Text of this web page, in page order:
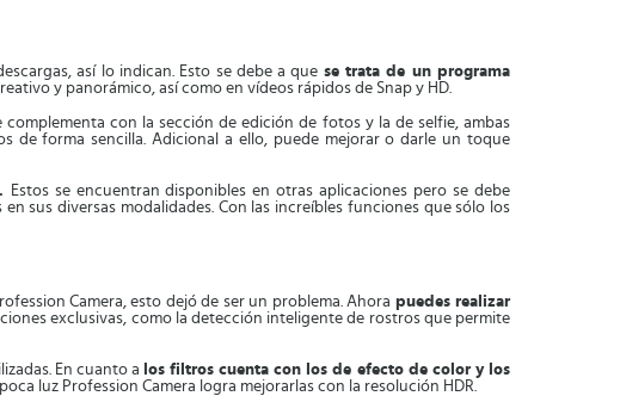
así lo indican. Esto se debe a que se trata de un programa
y panorámico, así como en vídeos rápidos de Snap y HD.
con la sección de edición de fotos y la de selfie, ambas
de forma sencilla. Adicional a ello, puede mejorar o darle un toque
Estos se encuentran disponibles en otras aplicaciones pero se debe
sus diversas modalidades. Con las increíbles funciones que sólo los
Camera, esto dejó de ser un problema. Ahora puedes realizar
exclusivas, como la detección inteligente de rostros que permite
En cuanto a los filtros cuenta con los de efecto de color y los
luz Profession Camera logra mejorarlas con la resolución HDR.